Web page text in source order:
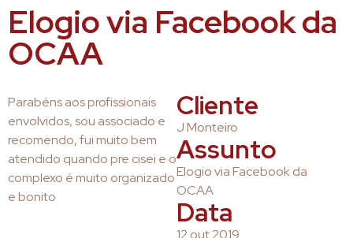
Elogio via Facebook da
OCAA
Parabéns aos profissionais
envolvidos, sou associado e
recomendo, fui muito bem
atendido quando pre cisei e o
complexo é muito organizado
e bonito
Cliente
J Monteiro
Assunto
Elogio via Facebook da
OCAA
Data
12 out 2019